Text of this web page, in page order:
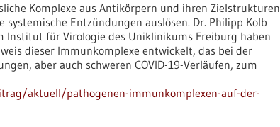
Komplexe aus Antikörpern und ihren Zielstrukturen
systemische Entzündungen auslösen. Dr. Philipp Kolb
Institut für Virologie des Uniklinikums Freiburg haben
dieser Immunkomplexe entwickelt, das bei der
aber auch schweren COVID-19-Verläufen, zum
aktuell/pathogenen-immunkomplexen-auf-der-